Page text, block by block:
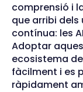
comprensió i
que arribi
contínua: les
Adoptar
ecosistema
fàcilment i es
ràpidament